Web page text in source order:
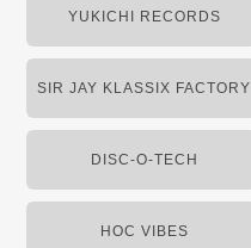
YUKICHI RECORDS
SIR JAY KLASSIX FACTORY
DISC-O-TECH
HOC VIBES